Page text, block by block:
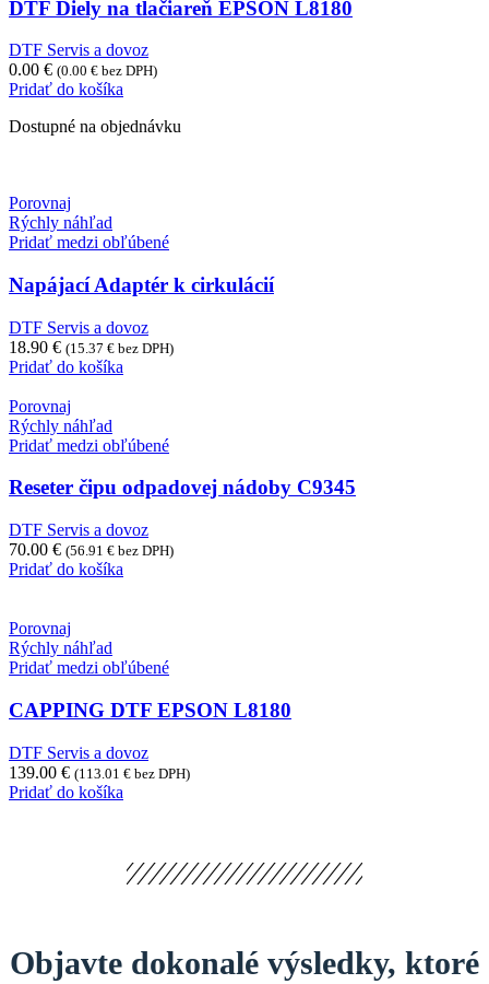
DTF Diely na tlačiareň EPSON L8180
DTF Servis a dovoz
0.00 € (0.00 € bez DPH)
Pridať do košíka
Dostupné na objednávku
Porovnaj
Rýchly náhľad
Pridať medzi obľúbené
Napájací Adaptér k cirkulácií
DTF Servis a dovoz
18.90 € (15.37 € bez DPH)
Pridať do košíka
Porovnaj
Rýchly náhľad
Pridať medzi obľúbené
Reseter čipu odpadovej nádoby C9345
DTF Servis a dovoz
70.00 € (56.91 € bez DPH)
Pridať do košíka
Porovnaj
Rýchly náhľad
Pridať medzi obľúbené
CAPPING DTF EPSON L8180
DTF Servis a dovoz
139.00 € (113.01 € bez DPH)
Pridať do košíka
Objavte dokonalé výsledky, ktoré